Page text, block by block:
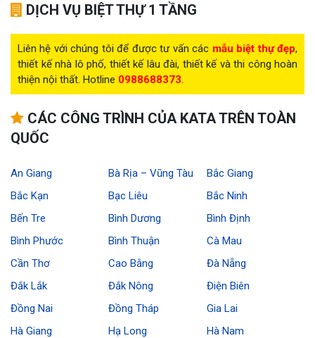
DỊCH VỤ BIỆT THỰ 1 TẦNG
Liên hệ với chúng tôi để được tư vấn các mẫu biệt thự đẹp,
thiết kế nhà lô phố, thiết kế lâu đài, thiết kế và thi công hoàn
thiện nội thất. Hotline 0988688373.
CÁC CÔNG TRÌNH CỦA KATA TRÊN TOÀN
QUỐC
An Giang Bà Rịa – Vũng Tàu
Bắc Giang
Bắc Kạn
Bạc Liêu
Bắc Ninh
Bến Tre
Bình Dương
Bình Định
Bình Phước
Bình Thuận
Cà Mau
Cần Thơ
Cao Bằng
Đà Nẵng
Đắk Lắk
Đắk Nông
Điện Biên
Đồng Nai
Đồng Tháp
Gia Lai
Hà Giang
Hạ Long
Hà Nam